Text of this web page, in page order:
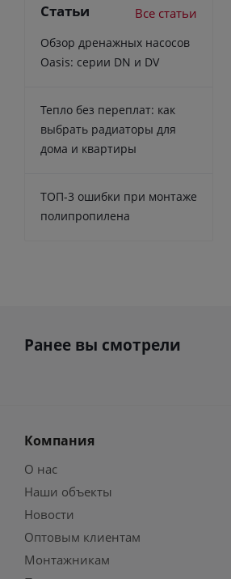
Статьи Все статьи
Обзор дренажных насосов
Oasis: серии DN и DV
Тепло без переплат: как
выбрать радиаторы для
дома и квартиры
ТОП-3 ошибки при монтаже
полипропилена
Ранее вы смотрели
Компания
О нас
Наши объекты
Новости
Оптовым клиентам
Монтажникам